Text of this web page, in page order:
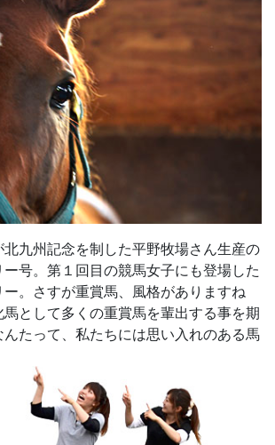
九州記念を制した平野牧場さん生産の
ー号。第１回目の競馬女子にも登場した
ー。さすが重賞馬、風格がありますね
馬として多くの重賞馬を輩出する事を期
たって、私たちには思い入れのある馬